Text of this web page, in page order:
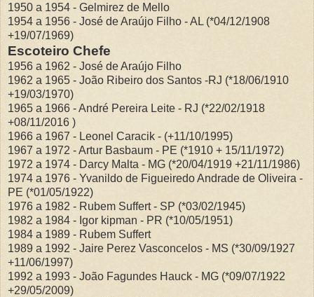
1950 a 1954 - Gelmirez de Mello
1954 a 1956 - José de Araújo Filho - AL (*04/12/1908
+19/07/1969)
Escoteiro Chefe
1956 a 1962 - José de Araújo Filho
1962 a 1965 - João Ribeiro dos Santos -RJ (*18/06/1910
+19/03/1970)
1965 a 1966 - André Pereira Leite - RJ (*22/02/1918
+08/11/2016 )
1966 a 1967 - Leonel Caracik - (+11/10/1995)
1967 a 1972 - Artur Basbaum - PE (*1910 + 15/11/1972)
1972 a 1974 - Darcy Malta - MG (*20/04/1919 +21/11/1986)
1974 a 1976 - Yvanildo de Figueiredo Andrade de Oliveira -
PE (*01/05/1922)
1976 a 1982 - Rubem Suffert - SP (*03/02/1945)
1982 a 1984 - Igor kipman - PR (*10/05/1951)
1984 a 1989 - Rubem Suffert
1989 a 1992 - Jaire Perez Vasconcelos - MS (*30/09/1927
+11/06/1997)
1992 a 1993 - João Fagundes Hauck - MG (*09/07/1922
+29/05/2009)